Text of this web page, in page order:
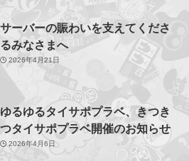
サーバーの賑わいを支えてくださ
るみなさまへ
2026年4月21日
ゆるゆるタイサポプラベ、きつき
つタイサポプラベ開催のお知らせ
2026年4月6日